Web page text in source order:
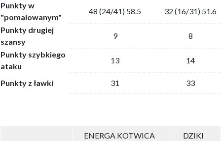
Punkty w
"pomalowanym"
48 (24/41) 58.5
32 (16/31) 51.6
Punkty drugiej
szansy
9
8
Punkty szybkiego
ataku
13 14
Punkty z ławki 31 33
ENERGA KOTWICA
DZIKI